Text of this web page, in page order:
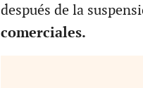
después de la
comerciales.